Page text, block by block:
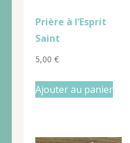
Prière à l’Esprit
Saint
5,00 €
Ajouter au panier